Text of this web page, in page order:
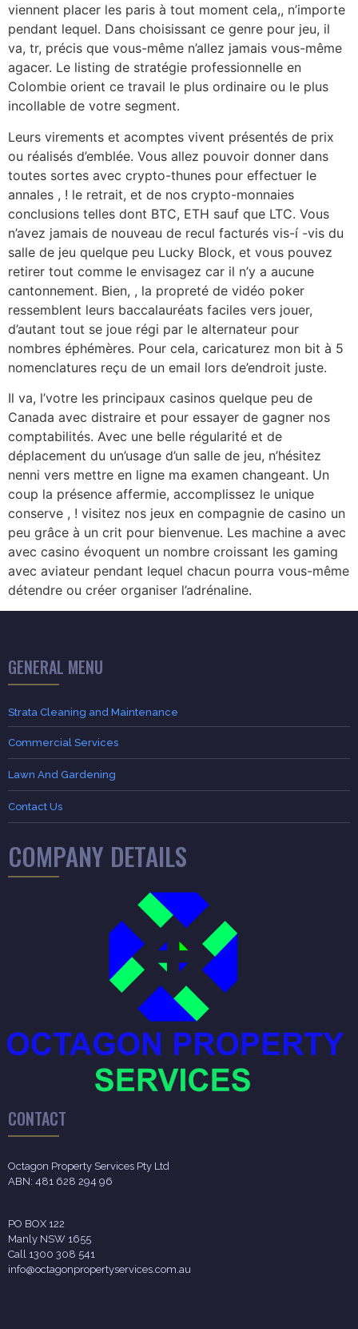
viennent placer les paris à tout moment cela,, n’importe
pendant lequel. Dans choisissant ce genre pour jeu, il
va, tr, précis que vous-même n’allez jamais vous-même
agacer. Le listing de stratégie professionnelle en
Colombie orient ce travail le plus ordinaire ou le plus
incollable de votre segment.
Leurs virements et acomptes vivent présentés de prix
ou réalisés d’emblée. Vous allez pouvoir donner dans
toutes sortes avec crypto-thunes pour effectuer le
annales , ! le retrait, et de nos crypto-monnaies
conclusions telles dont BTC, ETH sauf que LTC. Vous
n’avez jamais de nouveau de recul facturés vis-í -vis du
salle de jeu quelque peu Lucky Block, et vous pouvez
retirer tout comme le envisagez car il n’y a aucune
cantonnement. Bien, , la propreté de vidéo poker
ressemblent leurs baccalauréats faciles vers jouer,
d’autant tout se joue régi par le alternateur pour
nombres éphémères. Pour cela, caricaturez mon bit à 5
nomenclatures reçu de un email lors de’endroit juste.
Il va, l’votre les principaux casinos quelque peu de
Canada avec distraire et pour essayer de gagner nos
comptabilités. Avec une belle régularité et de
déplacement du un’usage d’un salle de jeu, n’hésitez
nenni vers mettre en ligne ma examen changeant. Un
coup la présence affermie, accomplissez le unique
conserve , ! visitez nos jeux en compagnie de casino un
peu grâce à un crit pour bienvenue. Les machine a avec
avec casino évoquent un nombre croissant les gaming
avec aviateur pendant lequel chacun pourra vous-même
détendre ou créer organiser l’adrénaline.
GENERAL MENU
Strata Cleaning and Maintenance
Commercial Services
Lawn And Gardening
Contact Us
COMPANY DETAILS
CONTACT
Octagon Property Services Pty Ltd
ABN: 481 628 294 96
PO BOX 122
Manly NSW 1655
Call 1300 308 541
info@octagonpropertyservices.com.au